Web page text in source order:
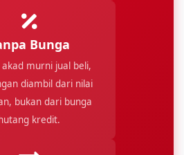
Bunga
akad murni jual beli,
diambil dari nilai
bukan dari bunga
kredit.